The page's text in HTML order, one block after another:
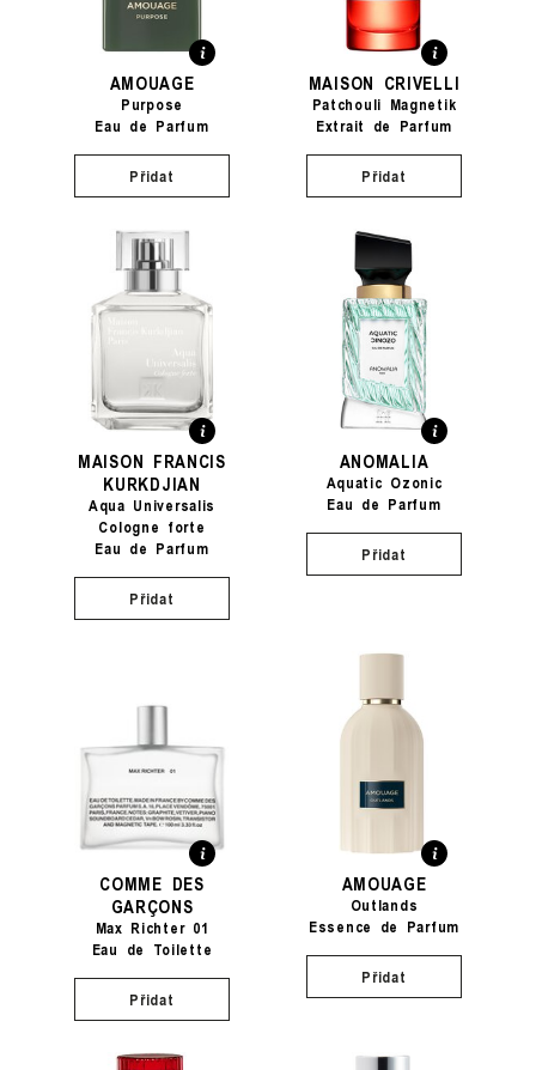
AMOUAGE
Purpose
Eau de Parfum
Přidat
MAISON CRIVELLI
Patchouli Magnetik
Extrait de Parfum
Přidat
MAISON FRANCIS
KURKDJIAN
Aqua Universalis
Cologne forte
Eau de Parfum
Přidat
ANOMALIA
Aquatic Ozonic
Eau de Parfum
Přidat
COMME DES
GARÇONS
Max Richter 01
Eau de Toilette
Přidat
AMOUAGE
Outlands
Essence de Parfum
Přidat